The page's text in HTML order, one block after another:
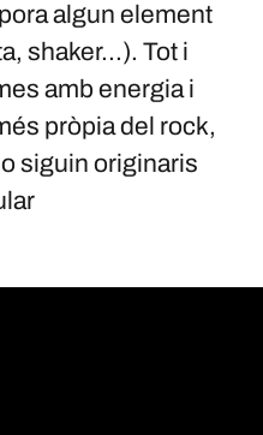
algun element
shaker...). Tot i
amb energia i
pròpia del rock,
siguin originaris